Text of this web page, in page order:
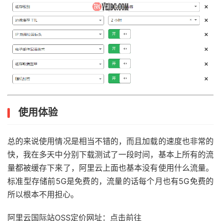
使用体验
总的来说使用情况是相当不错的，而且加载的速度也非常的
快，我在多天中分别下载测试了一段时间，基本上所有的流
量都被缓存下来了，阿里云上面也基本没有使用什么流量。
标准型存储前5G是免费的，流量的话每个月也有5G免费的
所以根本不用担心。
阿里云国际站OSS定价网址：点击前往